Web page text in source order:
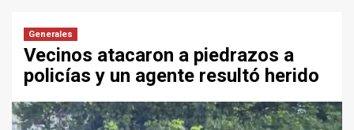
Generales
Vecinos atacaron a piedrazos a
policías y un agente resultó herido